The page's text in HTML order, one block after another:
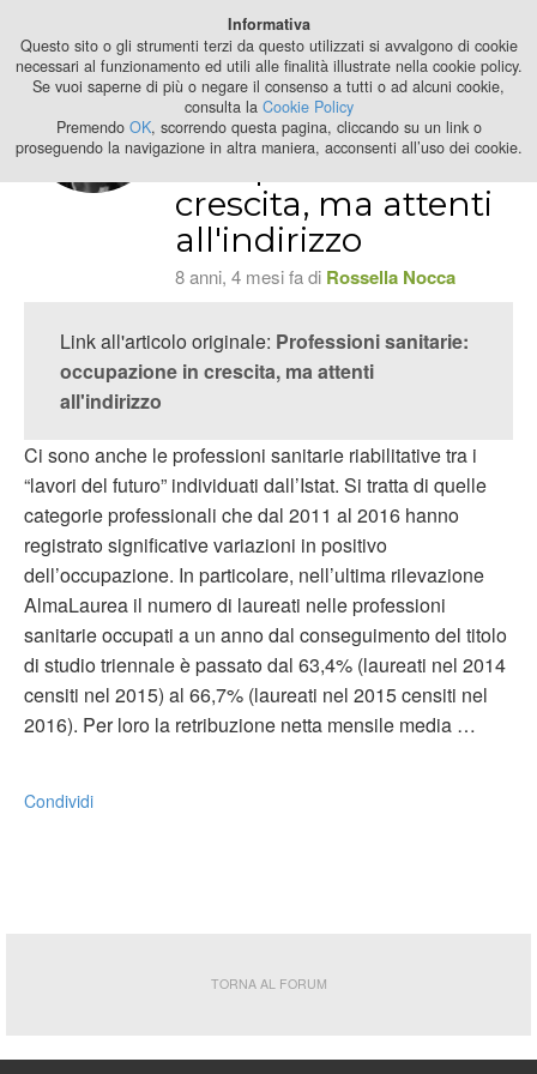
2024
Professioni
sanitarie:
occupazione in
crescita, ma attenti
all'indirizzo
8 anni, 4 mesi fa di Rossella Nocca
Link all'articolo originale: Professioni sanitarie:
occupazione in crescita, ma attenti
all'indirizzo
Ci sono anche le professioni sanitarie riabilitative tra i
“lavori del futuro” individuati dall’Istat. Si tratta di quelle
categorie professionali che dal 2011 al 2016 hanno
registrato significative variazioni in positivo
dell’occupazione. In particolare, nell’ultima rilevazione
AlmaLaurea il numero di laureati nelle professioni
sanitarie occupati a un anno dal conseguimento del titolo
di studio triennale è passato dal 63,4% (laureati nel 2014
censiti nel 2015) al 66,7% (laureati nel 2015 censiti nel
2016). Per loro la retribuzione netta mensile media …
Condividi
TORNA AL FORUM
Informativa
Questo sito o gli strumenti terzi da questo utilizzati si avvalgono di cookie
necessari al funzionamento ed utili alle finalità illustrate nella cookie policy.
Se vuoi saperne di più o negare il consenso a tutti o ad alcuni cookie,
consulta la Cookie Policy
Premendo OK, scorrendo questa pagina, cliccando su un link o
proseguendo la navigazione in altra maniera, acconsenti all’uso dei cookie.